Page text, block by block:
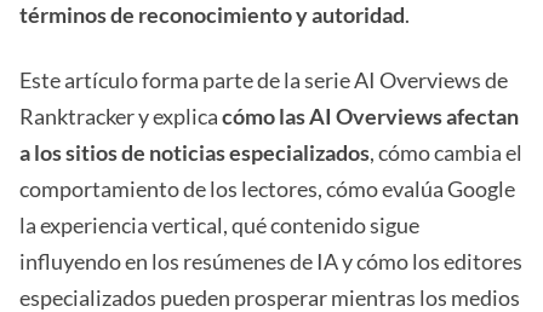
términos de reconocimiento y autoridad.
Este artículo forma parte de la serie AI Overviews de
Ranktracker y explicacómo las AI Overviews afectan
a los sitios de noticias especializados, cómo cambia el
comportamiento de los lectores, cómo evalúa Google
la experiencia vertical, qué contenido sigue
influyendo en los resúmenes de IA y cómo los editores
especializados pueden prosperar mientras los medios